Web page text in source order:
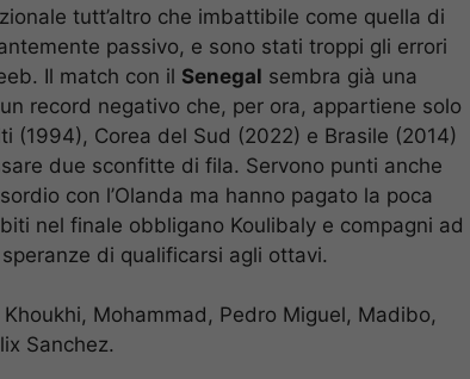
tutt’altro che imbattibile come quella di
passivo, e sono stati troppi gli errori
Il match con il Senegal sembra già una
record negativo che, per ora, appartiene solo
(1994), Corea del Sud (2022) e Brasile (2014)
due sconfitte di fila. Servono punti anche
con l’Olanda ma hanno pagato la poca
nel finale obbligano Koulibaly e compagni ad
di qualificarsi agli ottavi.
Mohammad, Pedro Miguel, Madibo,
Sanchez.